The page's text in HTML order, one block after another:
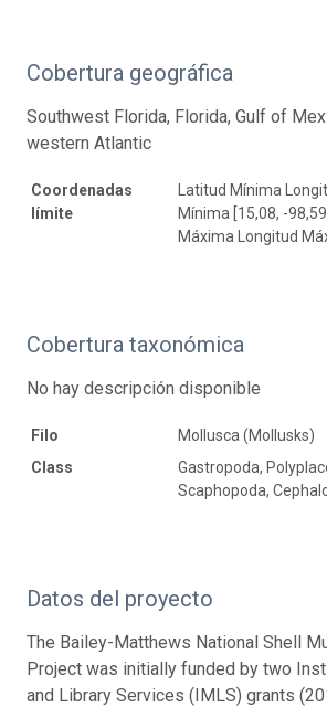
Cobertura geográfica
Southwest Florida, Florida, Gulf of
western Atlantic
Coordenadas
límite
Latitud Mínima
Mínima [15,08, -
Máxima Longitud
Cobertura taxonómica
No hay descripción disponible
Filo
Mollusca (Mollusks)
Class
Gastropoda,
Scaphopoda,
Datos del proyecto
The Bailey-Matthews National Shell
Project was initially funded by two
and Library Services (IMLS) grants